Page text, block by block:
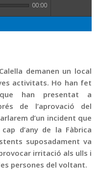
00:00
demanen un local
activitats. Ho han fet
han presentat a
de l’aprovació del
d’un incident que
d’any de la Fàbrica
suposadament va
irritació als ulls i
persones del voltant.